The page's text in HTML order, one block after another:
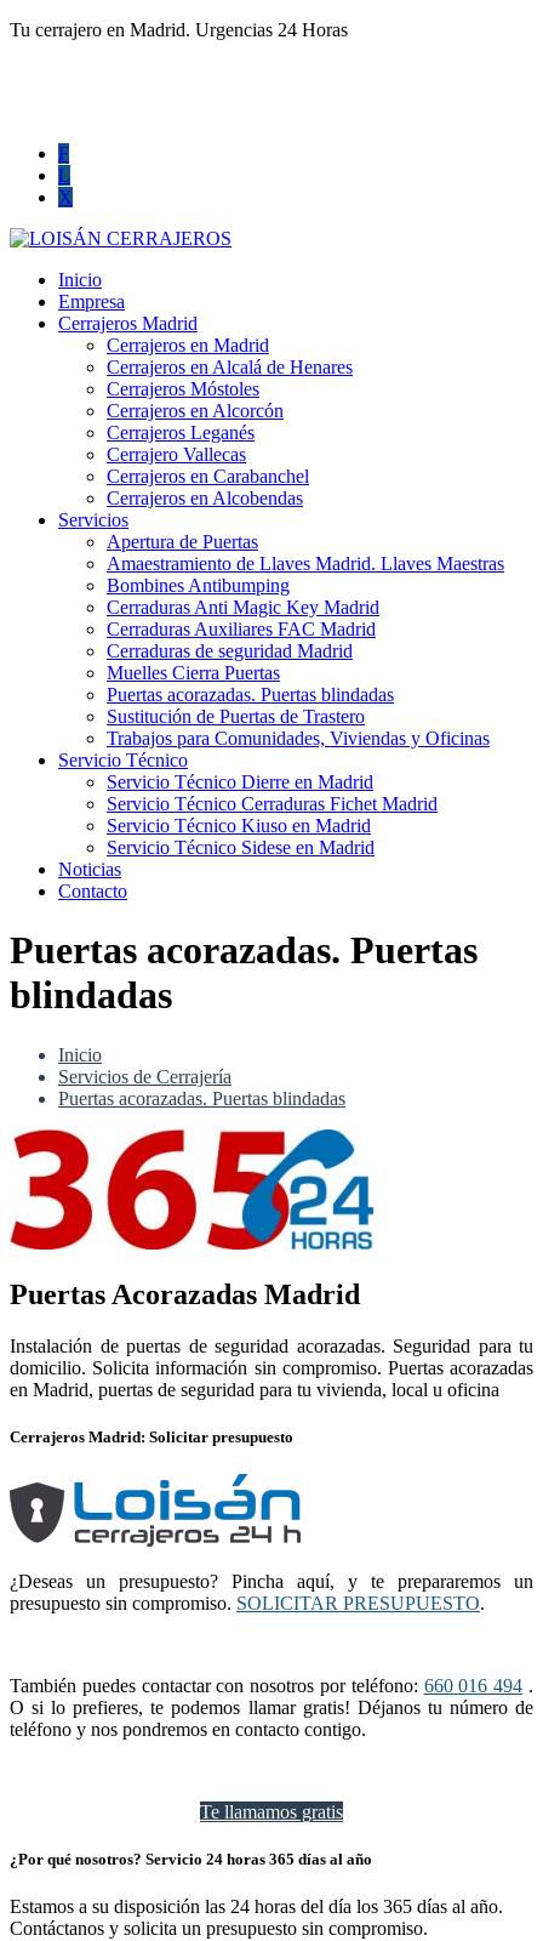
Tu cerrajero en Madrid. Urgencias 24 Horas
F
L
X
Inicio
Empresa
Cerrajeros Madrid
Cerrajeros en Madrid
Cerrajeros en Alcalá de Henares
Cerrajeros Móstoles
Cerrajeros en Alcorcón
Cerrajeros Leganés
Cerrajero Vallecas
Cerrajeros en Carabanchel
Cerrajeros en Alcobendas
Servicios
Apertura de Puertas
Amaestramiento de Llaves Madrid. Llaves Maestras
Bombines Antibumping
Cerraduras Anti Magic Key Madrid
Cerraduras Auxiliares FAC Madrid
Cerraduras de seguridad Madrid
Muelles Cierra Puertas
Puertas acorazadas. Puertas blindadas
Sustitución de Puertas de Trastero
Trabajos para Comunidades, Viviendas y Oficinas
Servicio Técnico
Servicio Técnico Dierre en Madrid
Servicio Técnico Cerraduras Fichet Madrid
Servicio Técnico Kiuso en Madrid
Servicio Técnico Sidese en Madrid
Noticias
Contacto
Puertas acorazadas. Puertas
blindadas
Inicio
Servicios de Cerrajería
Puertas acorazadas. Puertas blindadas
Puertas Acorazadas Madrid
Instalación de puertas de seguridad acorazadas. Seguridad para tu
domicilio. Solicita información sin compromiso. Puertas acorazadas
en Madrid, puertas de seguridad para tu vivienda, local u oficina
Cerrajeros Madrid: Solicitar presupuesto
¿Deseas un presupuesto? Pincha aquí, y te prepararemos un
presupuesto sin compromiso. SOLICITAR PRESUPUESTO.
También puedes contactar con nosotros por teléfono: 660 016 494 .
O si lo prefieres, te podemos llamar gratis! Déjanos tu número de
teléfono y nos pondremos en contacto contigo.
Te llamamos gratis
¿Por qué nosotros? Servicio 24 horas 365 días al año
Estamos a su disposición las 24 horas del día los 365 días al año.
Contáctanos y solicita un presupuesto sin compromiso.